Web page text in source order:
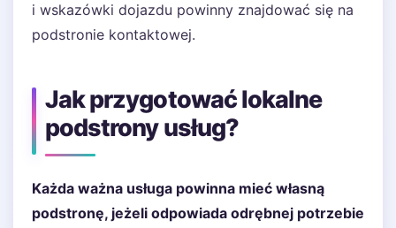
i wskazówki dojazdu powinny znajdować się na
podstronie kontaktowej.
Jak przygotować lokalne
podstrony usług?
Każda ważna usługa powinna mieć własną
podstronę, jeżeli odpowiada odrębnej potrzebie